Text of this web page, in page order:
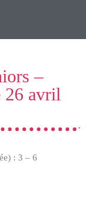
–
26 avril
: 3 – 6